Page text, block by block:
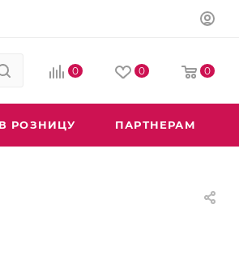
0 0 0
РОЗНИЦУ ПАРТНЕРАМ